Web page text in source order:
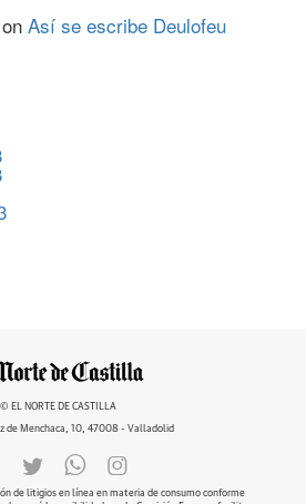
on Así se escribe Deulofeu
© EL NORTE DE CASTILLA
de Menchaca, 10, 47008 - Valladolid
de litigios en línea en materia de consumo conforme